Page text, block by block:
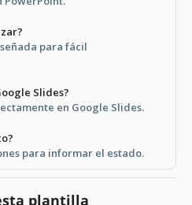
para fácil
Slides?
en Google Slides.
para informar el estado.
plantilla